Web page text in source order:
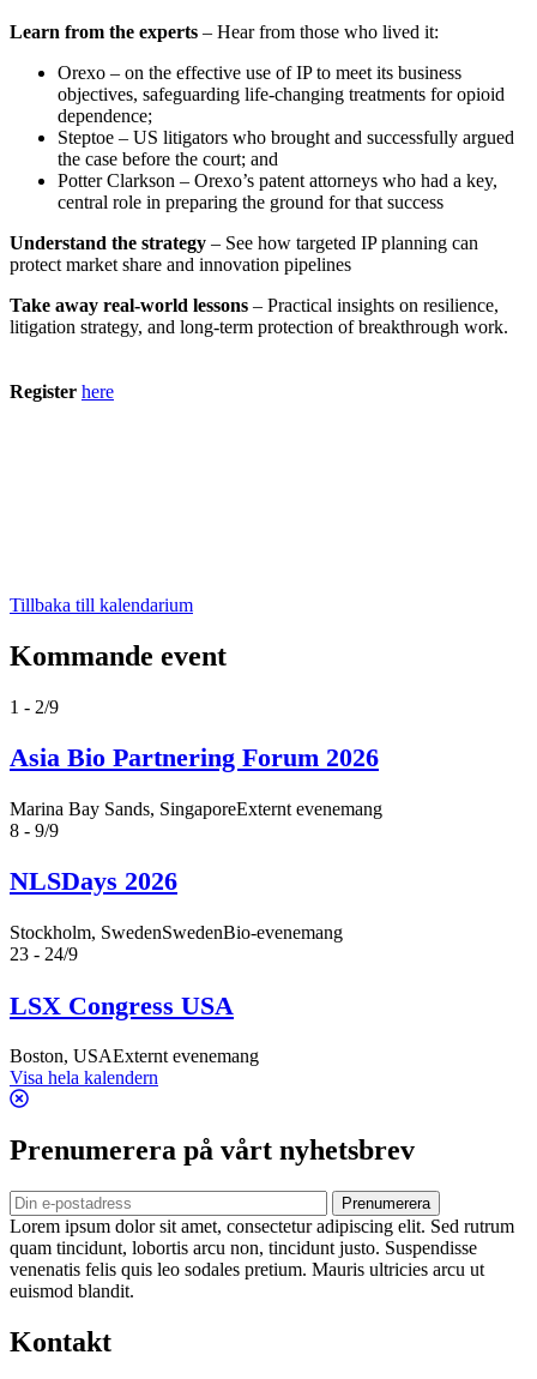
Learn from the experts – Hear from those who lived it:
Orexo – on the effective use of IP to meet its business
objectives, safeguarding life‑changing treatments for opioid
dependence;
Steptoe – US litigators who brought and successfully argued
the case before the court; and
Potter Clarkson – Orexo’s patent attorneys who had a key,
central role in preparing the ground for that success
Understand the strategy – See how targeted IP planning can
protect market share and innovation pipelines
Take away real‑world lessons – Practical insights on resilience,
litigation strategy, and long‑term protection of breakthrough work.
Register here
Tillbaka till kalendarium
Kommande event
1 - 2/9
Asia Bio Partnering Forum 2026
Marina Bay Sands, SingaporeExternt evenemang
8 - 9/9
NLSDays 2026
Stockholm, SwedenSwedenBio-evenemang
23 - 24/9
LSX Congress USA
Boston, USAExternt evenemang
Visa hela kalendern
Prenumerera på vårt nyhetsbrev
Prenumerera
Lorem ipsum dolor sit amet, consectetur adipiscing elit. Sed rutrum
quam tincidunt, lobortis arcu non, tincidunt justo. Suspendisse
venenatis felis quis leo sodales pretium. Mauris ultricies arcu ut
euismod blandit.
Kontakt